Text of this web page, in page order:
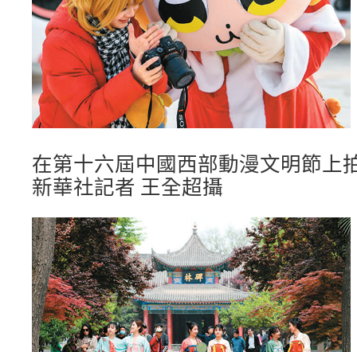
在第十六屆中國西部動漫文明節上
新華社記者 王全超攝